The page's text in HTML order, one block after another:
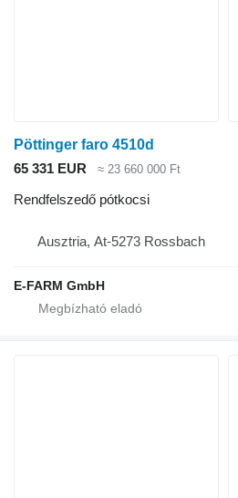
Pöttinger faro 4510d
65 331 EUR
≈ 23 660 000 Ft
Rendfelszedő pótkocsi
Ausztria, At-5273 Rossbach
E-FARM GmbH